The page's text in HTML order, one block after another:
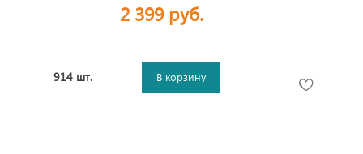
2 399 руб.
914 шт. В корзину